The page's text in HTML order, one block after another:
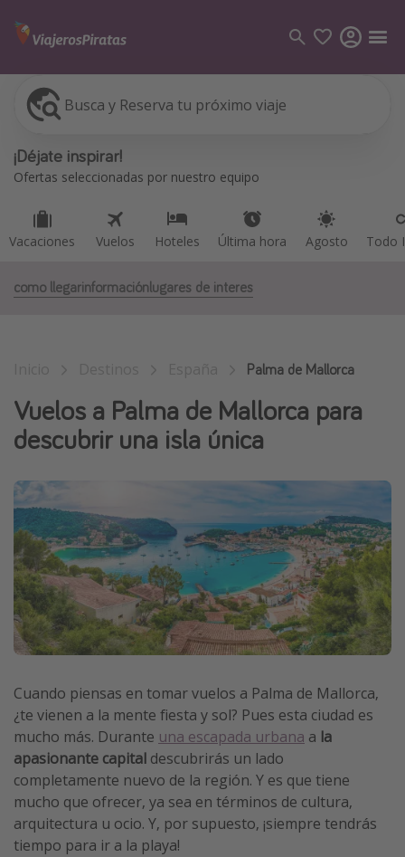
Busca y Reserva tu próximo viaje
¡Déjate inspirar!
Ofertas seleccionadas por nuestro equipo
Vacaciones Vuelos Hoteles Última hora Agosto Todo
Vacaciones
Vuelos
Viajes
Grecia
Marruecos
México
Tailandia
Maldivas
Albania
Inspiración para viajes
Camping
Glamping
Viajes en tren
Viajar sola como mujer
Ofertas para Vacaciones Activas
Viajes en familia
Vacaciones de Playa
como llegarinformaciónlugares de interes
Palma de Mallorca
Vuelos a Palma de Mallorca para
descubrir una isla única
Cuando piensas en tomar vuelos a Palma de Mallorca,
¿te vienen a la mente fiesta y sol? Pues esta ciudad es
mucho más. Durante una escapada urbana a la
apasionante capital descubrirás un lado
completamente nuevo de la región. Y es que tiene
mucho que ofrecer, ya sea en términos de cultura,
arquitectura u ocio. Y, por supuesto, ¡siempre tendrás
tiempo para ir a la playa!